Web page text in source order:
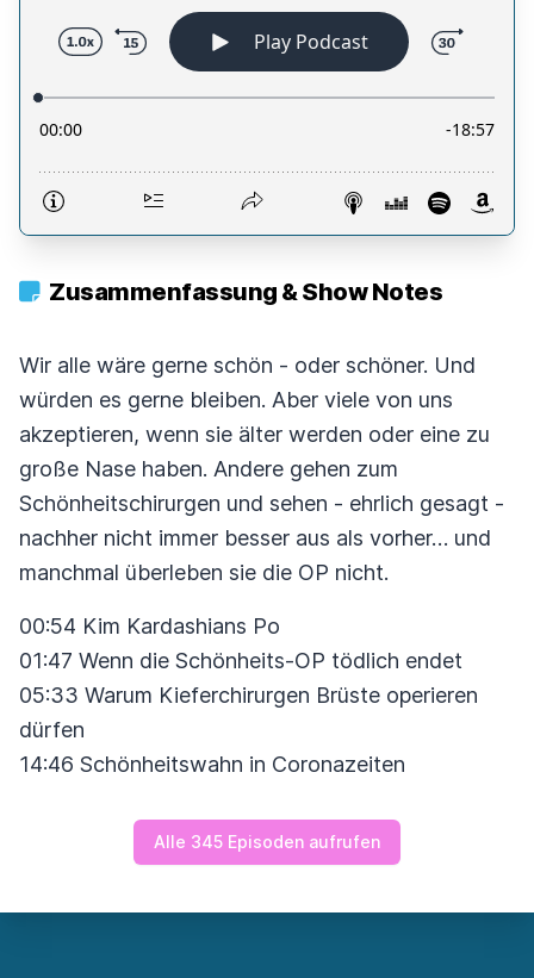
Zusammenfassung & Show Notes
Wir alle wäre gerne schön - oder schöner. Und
würden es gerne bleiben. Aber viele von uns
akzeptieren, wenn sie älter werden oder eine zu
große Nase haben. Andere gehen zum
Schönheitschirurgen und sehen - ehrlich gesagt -
nachher nicht immer besser aus als vorher… und
manchmal überleben sie die OP nicht.
00:54 Kim Kardashians Po
01:47 Wenn die Schönheits-OP tödlich endet
05:33 Warum Kieferchirurgen Brüste operieren
dürfen
14:46 Schönheitswahn in Coronazeiten
Alle 345 Episoden aufrufen